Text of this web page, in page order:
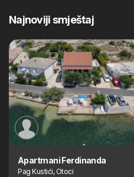
Najnoviji smještaj
Apartmani Ferdinanda
Pag Kustići, Otoci